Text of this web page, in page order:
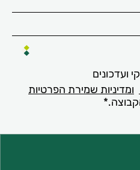
ועדכונים
ומדיניות שמירת הפרטיות